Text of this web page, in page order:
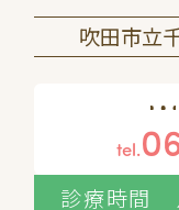
吹田市立
tel.
診療時間